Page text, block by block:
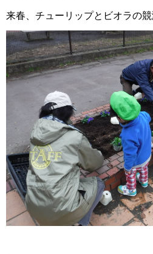
来春、チューリップとビオラの競